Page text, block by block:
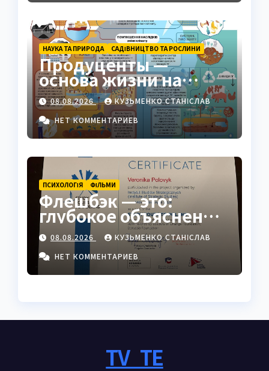
НАУКА ТА ПРИРОДА САДІВНИЦТВО ТА РОСЛИНИ
Продуценты —
основа жизни на
Земле: полный гид
08.08.2026
КУЗЬМЕНКО СТАНІСЛАВ
НЕТ КОММЕНТАРИЕВ
ПСИХОЛОГІЯ ФІЛЬМИ
Флешбэк — это:
глубокое объяснение
явления в
психологии, кино и
жизни
08.08.2026
КУЗЬМЕНКО СТАНІСЛАВ
НЕТ КОММЕНТАРИЕВ
TV_TE